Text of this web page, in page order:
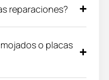
reparaciones?
o placas